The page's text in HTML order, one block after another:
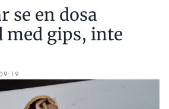
se en dosa
med gips, inte